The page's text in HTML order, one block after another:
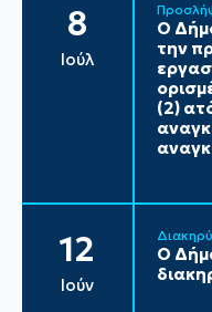
8
Ιούλ
Ο
την
(2)
12
Ιούν
Ο